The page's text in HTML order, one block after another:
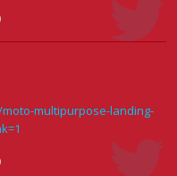
замын хөдөлгөөнд
хөдөлгөөнд
multipurpose-landing-